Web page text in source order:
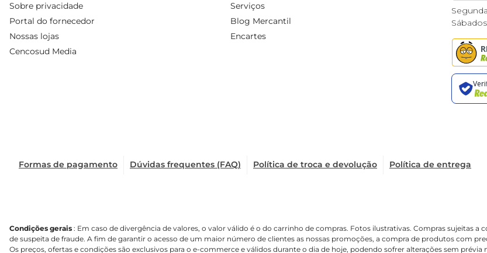
Sobre privacidade
Portal do fornecedor
Nossas lojas
Cencosud Media
Serviços
Blog Mercantil
Encartes
Formas de pagamento Dúvidas frequentes (FAQ) Política de troca e devolução Política de entrega
Condições gerais : Em caso de divergência de valores, o valor válido é o do carrinho de compras. Fotos ilustrativas. Compras sujeitas
de suspeita de fraude. A fim de garantir o acesso de um maior número de clientes as nossas promoções, a compra de produtos com
Os preços, ofertas e condições são exclusivos para o e-commerce e válidos durante o dia de hoje, podendo sofrer alterações sem